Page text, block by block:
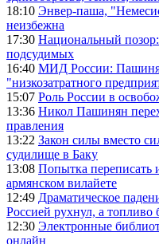
18:10 Энвер-паша,
неизбежна
17:30 Национальный
подсудимых
16:40 МИД России:
"низкозатратного
15:07 Роль России в
13:36 Никол Пашинян
правления
13:22 Закон силы вместо
судилище в Баку
13:08 Попытка переписать
армянском вилайете
12:49 Драматическое
Россией рухнул, а топливо
12:30 Электронные
онлайн